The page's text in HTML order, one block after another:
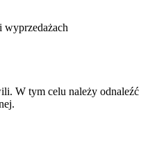
wyprzedażach
W tym celu należy odnaleźć